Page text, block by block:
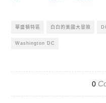
華盛頓特區 白白的美國大冒險
Washington DC
0